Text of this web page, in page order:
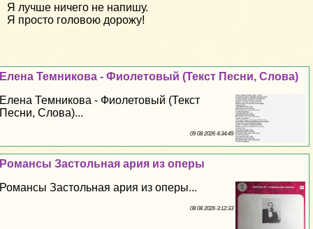
Я лучше ничего не напишу.
Я просто головою дорожу!
Елена Темникова - Фиолетовый (Текст Песни, Слова)
Елена Темникова - Фиолетовый (Текст
Песни, Слова)...
09 08 2026 4:34:49
Романсы Застольная ария из оперы
Романсы Застольная ария из оперы...
08 08 2026 3:12:33